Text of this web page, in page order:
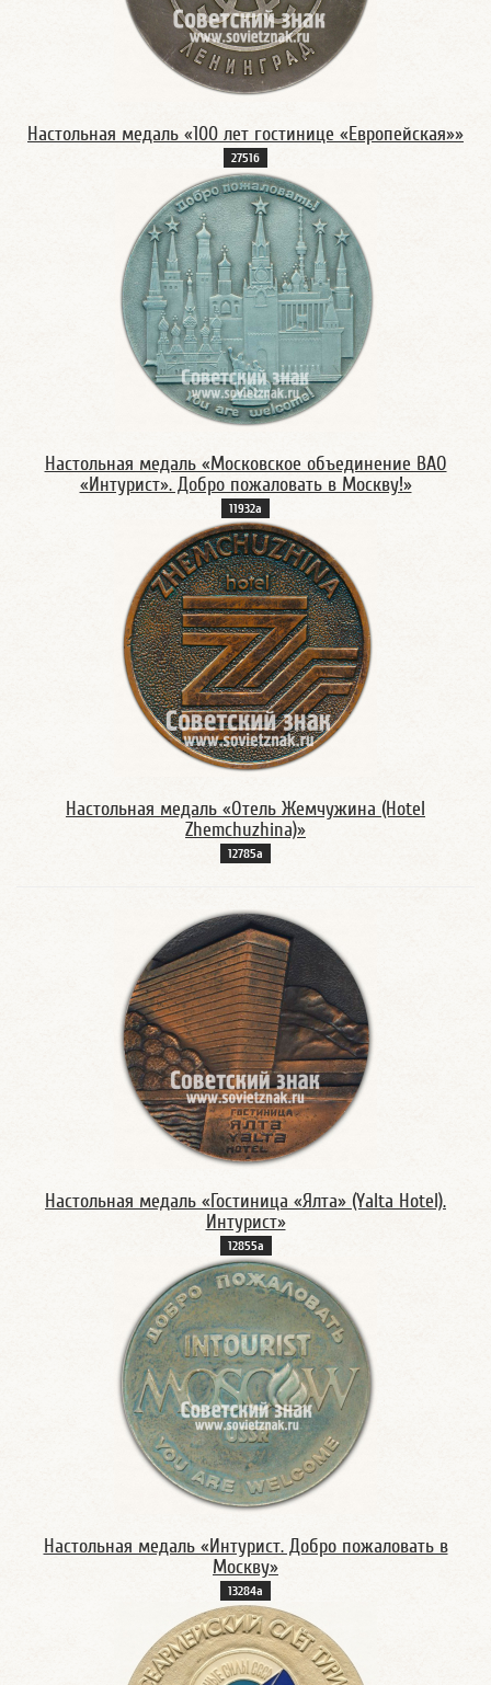
Настольная медаль «100 лет гостинице «Европейская»»
2751б
Настольная медаль «Московское объединение ВАО
«Интурист». Добро пожаловать в Москву!»
11932а
Настольная медаль «Отель Жемчужина (Hotel
Zhemchuzhina)»
12785а
Настольная медаль «Гостиница «Ялта» (Yalta Hotel).
Интурист»
12855а
Настольная медаль «Интурист. Добро пожаловать в
Москву»
13284а